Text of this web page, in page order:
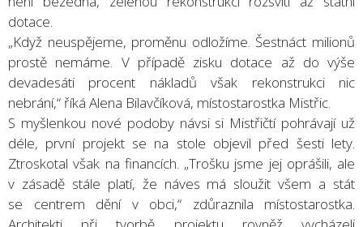
dotace.
„Když neuspějeme, proměnu odložíme. Šestnáct milionů
prostě nemáme. V případě zisku dotace až do výše
devadesáti procent nákladů však rekonstrukci nic
nebrání,“ říká Alena Bilavčíková, místostarostka Mistřic.
S myšlenkou nové podoby návsi si Mistřičtí pohrávají už
déle, první projekt se na stole objevil před šesti lety.
Ztroskotal však na financích. „Trošku jsme jej oprášili, ale
v zásadě stále platí, že náves má sloužit všem a stát
se centrem dění v obci,“ zdůraznila místostarostka.